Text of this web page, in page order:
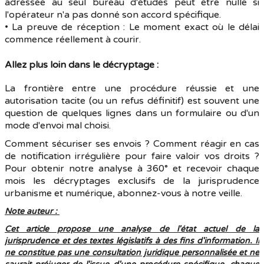
adressée au seul bureau d'études peut être nulle si
l'opérateur n'a pas donné son accord spécifique.
• La preuve de réception : Le moment exact où le délai
commence réellement à courir.
Allez plus loin dans le décryptage :
La frontière entre une procédure réussie et une
autorisation tacite (ou un refus définitif) est souvent une
question de quelques lignes dans un formulaire ou d'un
mode d'envoi mal choisi.
Comment sécuriser ses envois ? Comment réagir en cas
de notification irrégulière pour faire valoir vos droits ?
Pour obtenir notre analyse à 360° et recevoir chaque
mois les décryptages exclusifs de la jurisprudence
urbanisme et numérique, abonnez-vous à notre veille.
Note auteur :
Cet article propose une analyse de l'état actuel de la
jurisprudence et des textes législatifs à des fins d'information. Il
ne constitue pas une consultation juridique personnalisée et ne